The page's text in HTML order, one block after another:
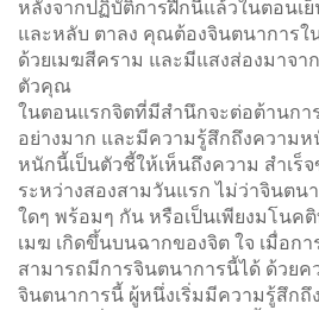
หลังจากปฏิบัติการฝึกนี้แล้วในตอนเ
และหลับ ตาลง คุณต้องจินตนาการ
ด้วยเมฆสีคราม และมีแสงส่องมาจ
ตัวคุณ
ในตอนแรกจิตที่มีสำนึกจะต่อต้านกา
อย่างมาก และมีความรู้สึกถึงความ
หนักนี้เป็นตัวชี้ให้เห็นถึงความ สำเร็
ระหว่างสองสามวันแรก ไม่ว่าจินตน
ใดๆ พร้อมๆ กัน หรือเป็นเพียงมโนค
เมฆ เกิดขึ้นบนฉากของจิต ใจ เมื่อ
สามารถมีการจินตนาการนี้ได้ ด้วยค
จินตนาการนี้ ผู้หนึ่งเริ่มมีความรู้สึกถึ